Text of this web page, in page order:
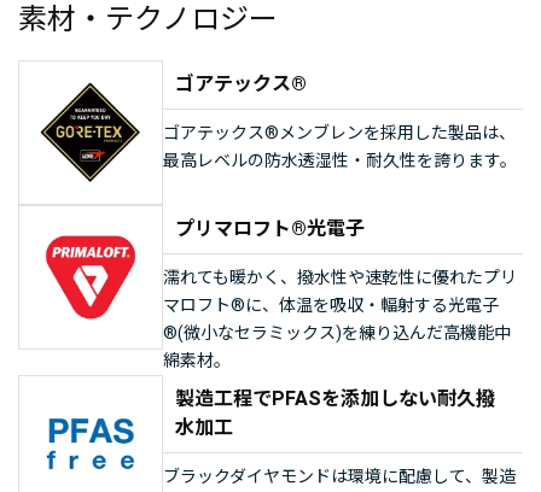
素材・テクノロジー
ゴアテックス®
ゴアテックス®メンブレンを採用した製品は、
最高レベルの防水透湿性・耐久性を誇ります。
プリマロフト®光電子
濡れても暖かく、撥水性や速乾性に優れたプリ
マロフト®に、体温を吸収・輻射する光電子
®(微小なセラミックス)を練り込んだ高機能中
綿素材。
製造工程でPFASを添加しない耐久撥
水加工
ブラックダイヤモンドは環境に配慮して、製造